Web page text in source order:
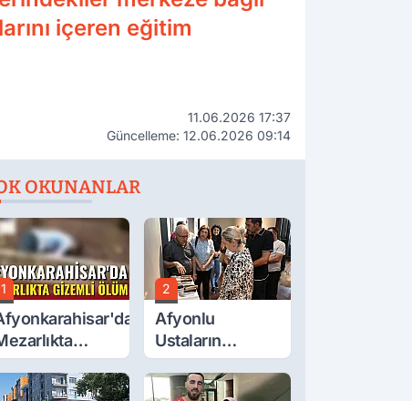
içeren eğitim
11.06.2026 17:37
Güncelleme: 12.06.2026 09:14
OKUNANLAR
1
Ölüm
2
Afyonlu
Ustaların
Eserleri
Görücüye Çıktı